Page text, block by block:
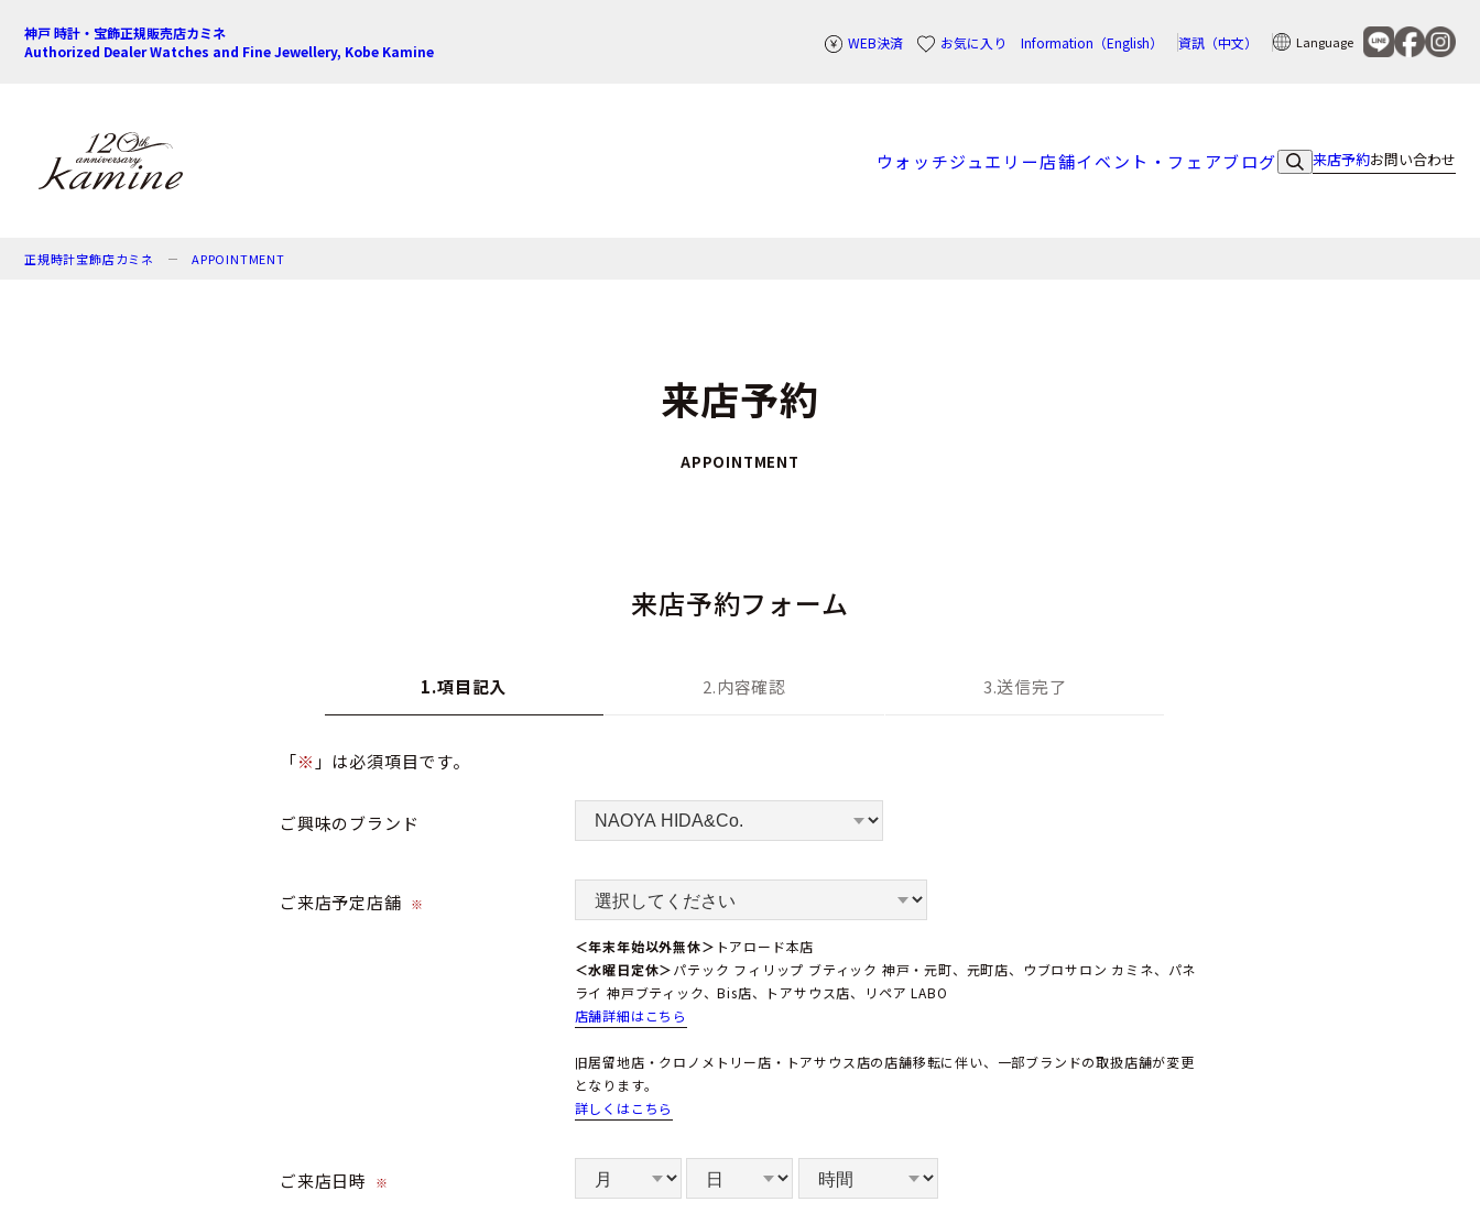
神戸 時計・宝飾正規販売店カミネ
Authorized Dealer Watches and Fine Jewellery, Kobe Kamine
WEB決済 お気に入り Information（English） 資訊（中文） Language
ウォッチジュエリー店舗イベント・フェアブログ 来店予約お問い合わせ
正規時計宝飾店カミネ APPOINTMENT
来店予約
APPOINTMENT
来店予約フォーム
1.項目記入 2.内容確認 3.送信完了
「※ 」は必須項目です。
ご興味のブランド
ご来店予定店舗 ※
＜年末年始以外無休＞ トアロード本店
＜水曜日定休＞パテック フィリップ ブティック 神戸・元町、元町店、ウブロサロン カミネ、パネ
ライ 神戸ブティック、Bis店、トアサウス店、リペア LABO
店舗詳細はこちら
旧居留地店・クロノメトリー店・トアサウス店の店舗移転に伴い、一部ブランドの取扱店舗が変更
となります。
詳しくはこちら
ご来店日時 ※